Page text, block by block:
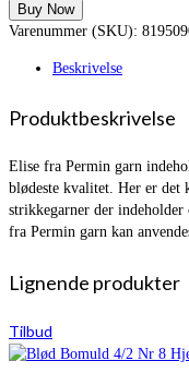
pris
var:
er:
Buy Now
Varenummer (SKU):
Beskrivelse
Produktbeskrivelse
Elise fra Permin garn
blødeste kvalitet. Her er det
strikkegarner der
fra Permin garn kan
Lignende produkter
Tilbud